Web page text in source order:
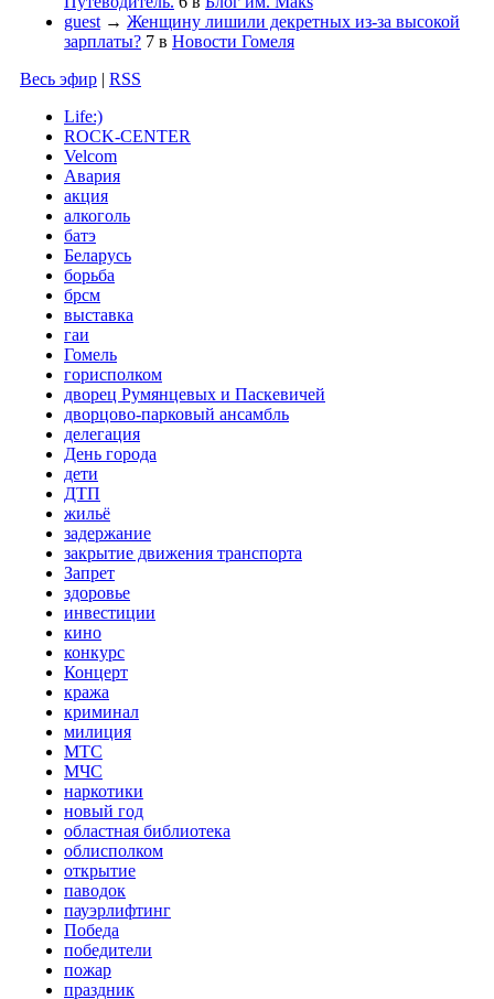
guest → Женщину лишили декретных из-за высокой
зарплаты? 7 в Новости Гомеля
Весь эфир | RSS
Life:)
ROCK-CENTER
Velcom
Авария
акция
алкоголь
батэ
Беларусь
борьба
брсм
выставка
гаи
Гомель
горисполком
дворец Румянцевых и Паскевичей
дворцово-парковый ансамбль
делегация
День города
дети
ДТП
жильё
задержание
закрытие движения транспорта
Запрет
здоровье
инвестиции
кино
конкурс
Концерт
кража
криминал
милиция
МТС
МЧС
наркотики
новый год
областная библиотека
облисполком
открытие
паводок
пауэрлифтинг
Победа
победители
пожар
праздник